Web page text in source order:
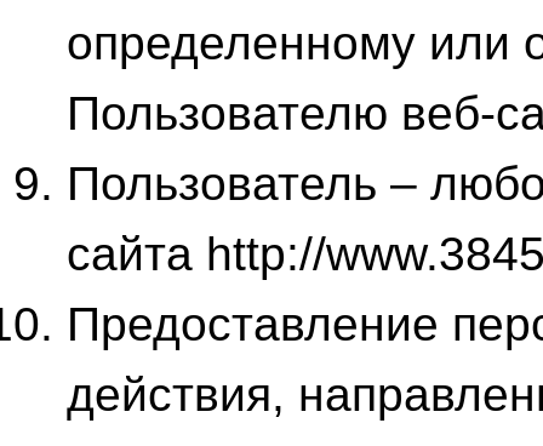
определенному или
Пользователю веб-
Пользователь –
сайта http://
Предоставление
действия,